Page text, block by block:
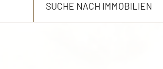
SUCHE NACH IMMOBILIEN